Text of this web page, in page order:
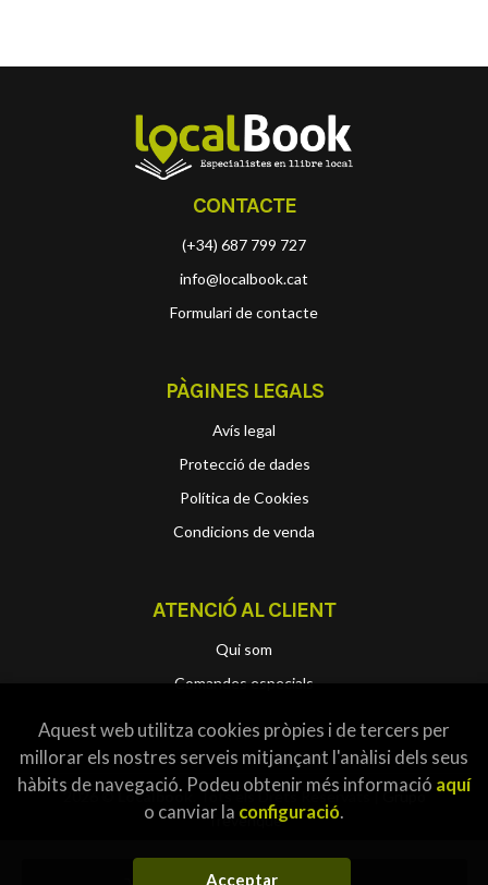
CONTACTE
(+34) 687 799 727
info@localbook.cat
Formulari de contacte
PÀGINES LEGALS
Avís legal
Protecció de dades
Política de Cookies
Condicions de venda
ATENCIÓ AL CLIENT
Qui som
Comandes especials
2026 © Localbook . Tots els Drets Reservats | Grupo
Trevenque
Aquest web utilitza cookies pròpies i de tercers per
millorar els nostres serveis mitjançant l'anàlisi dels seus
hàbits de navegació. Podeu obtenir més informació aquí
o canviar la configuració.
Acceptar